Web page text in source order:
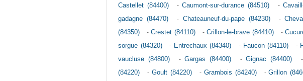
Castellet (84400)
-Caumont-sur-durance (84510) -
gadagne (84470)
- Chateauneuf-du-pape (84230) -
(84350)
- Crestet (84110) - Crillon-le-brave (84410) -
sorgue (84320)
- Entrechaux (84340) - Faucon (84110) -
vaucluse (84800)
-Gargas (84400) -Gignac (84400)
(84220)
- Goult (84220) - Grambois (84240) -Grillon